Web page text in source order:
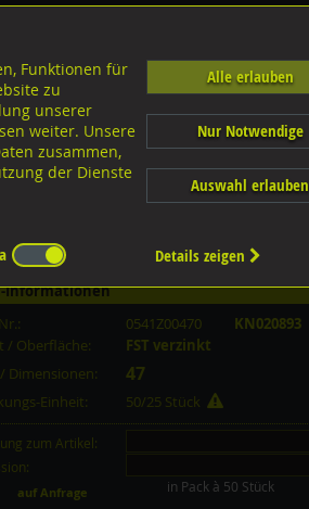
Stahl verzinkt
Informationen
0541Z00470
KN020893
/ Oberfläche:
FST verzinkt
Dimensionen:
47
Einheit: 50/25 Stück
zum Artikel:
auf Anfrage in Pack à 50 Stück
Funktionen für
zu
unserer
weiter. Unsere
zusammen,
der Dienste
Alle erlauben
Nur Notwendige
Auswahl erlauben
Details zeigen